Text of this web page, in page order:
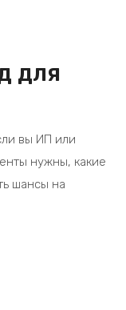
для
вы ИП или
нужны, какие
шансы на